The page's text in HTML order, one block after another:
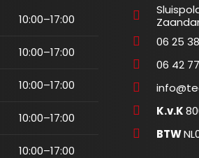
10:00–17:00
10:00–17:00
10:00–17:00
10:00–17:00
10:00–17:00
06 25
06 42 77
K.v.K
BTW